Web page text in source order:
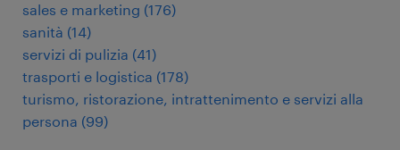
sales e marketing (176)
sanità (14)
servizi di pulizia (41)
trasporti e logistica (178)
turismo, ristorazione, intrattenimento e servizi alla
persona (99)